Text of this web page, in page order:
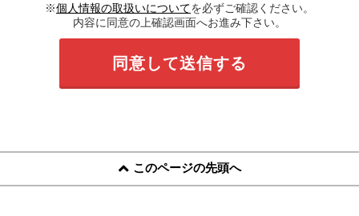
※個人情報の取扱いについてを必ずご確認ください。
内容に同意の上確認画面へお進み下さい。
このページの先頭へ